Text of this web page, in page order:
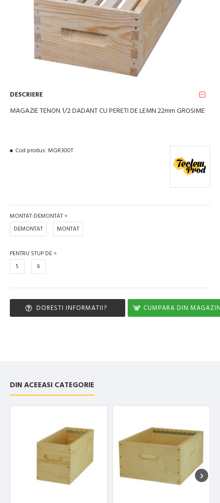
DESCRIERE
MAGAZIE TENON 1/2 DADANT CU PERETI DE LEMN 22mm GROSIME
Cod produs: MGR300T
MONTAT-DEMONTAT
DEMONTAT
MONTAT
PENTRU STUP DE
5
6
DORESTI INFORMATII? CUMPARA DIN
DIN ACEEASI CATEGORIE